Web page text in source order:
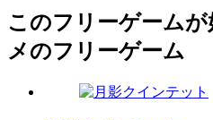
このフリーゲーム
メのフリーゲーム